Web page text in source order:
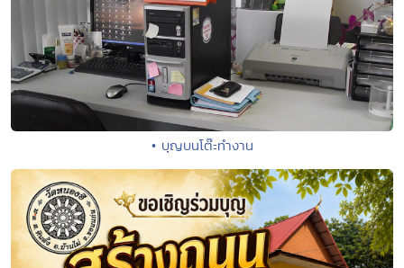
• บุญบนโต๊ะทำงาน